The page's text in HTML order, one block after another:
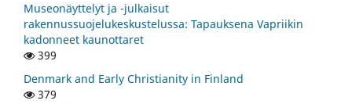
Museonäyttelyt ja -julkaisut
rakennussuojelukeskustelussa: Tapauksena Vapriikin
kadonneet kaunottaret
399
Denmark and Early Christianity in Finland
379